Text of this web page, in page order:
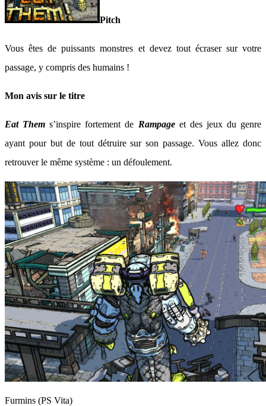
Pitch
Vous êtes de puissants monstres et devez tout écraser sur votre
passage, y compris des humains !
Mon avis sur le titre
Eat Them s’inspire fortement de Rampageet des jeux du genre
ayant pour but de tout détruire sur son passage. Vous allez donc
retrouver le même système : un défoulement.
Furmins (PS Vita)